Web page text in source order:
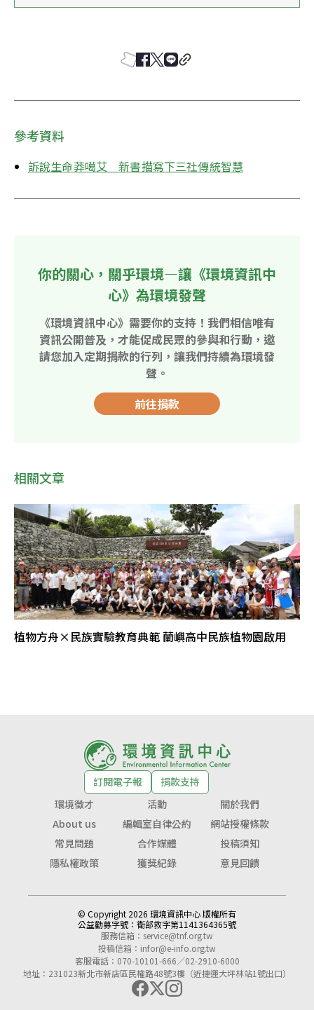
參考資料
訴說生命莽噶艾　新書描寫下三社傳統智慧
你的關心，關乎環境—讓《環境資訊中
心》為環境發聲
《環境資訊中心》需要你的支持！我們相信唯有
資訊公開普及，才能促成民眾的參與和行動，邀
請您加入定期捐款的行列，讓我們持續為環境發
聲。
前往捐款
相關文章
植物方舟×民族實驗教育典範 蘭嶼高中民族植物園啟用
訂閱電子報
捐款支持
環境徵才
活動
關於我們
About us
編輯室自律公約
網站授權條款
常見問題
合作媒體
投稿須知
隱私權政策
獲獎紀錄 意見回饋
© Copyright 2026 環境資訊中心 版權所有
公益勸募字號： 衛部救字第1141364365號
服務信箱： service@tnf.org.tw
投稿信箱： infor@e-info.org.tw
客服電話：070-10101-666／02-2910-6000
地址：231023新北市新店區民權路48號3樓（近捷運大坪林站1號出口）